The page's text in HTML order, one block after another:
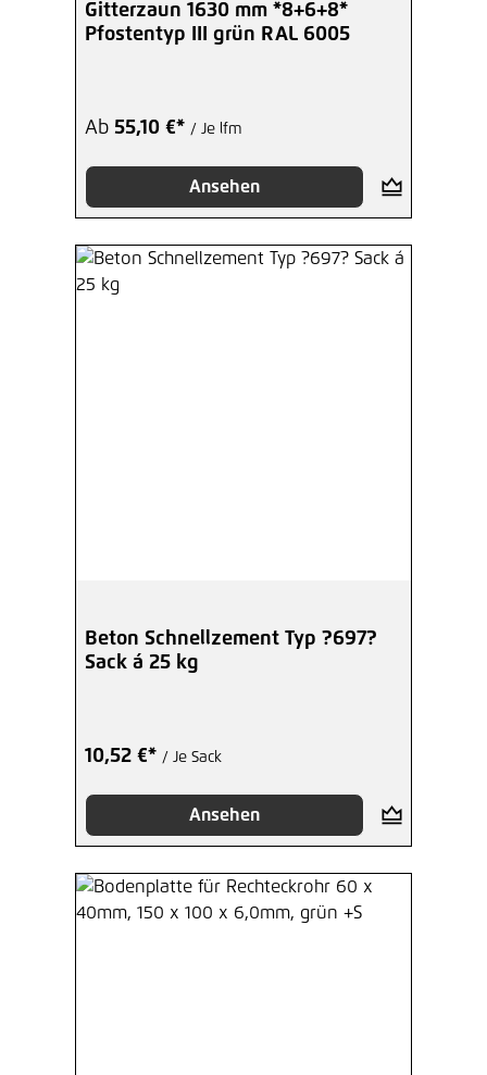
Gitterzaun 1630 mm *8+6+8*
Pfostentyp III grün RAL 6005
Ab 55,10 €* / Je lfm
Ansehen
Beton Schnellzement Typ ?697?
Sack á 25 kg
10,52 €* / Je Sack
Ansehen